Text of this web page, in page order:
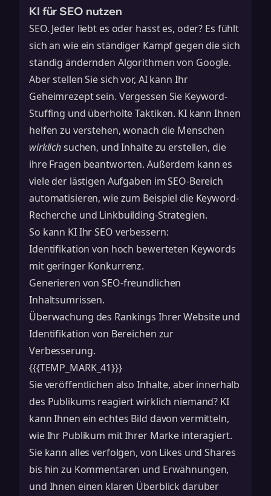
KI für SEO nutzen
SEO. Jeder liebt es oder hasst es, oder? Es fühlt
sich an wie ein ständiger Kampf gegen die sich
ständig ändernden Algorithmen von Google.
Aber stellen Sie sich vor, AI kann Ihr
Geheimrezept sein. Vergessen Sie Keyword-
Stuffing und überholte Taktiken. KI kann Ihnen
helfen zu verstehen, wonach die Menschen
wirklichsuchen, und Inhalte zu erstellen, die
ihre Fragen beantworten. Außerdem kann es
viele der lästigen Aufgaben im SEO-Bereich
automatisieren, wie zum Beispiel die Keyword-
Recherche und Linkbuilding-Strategien.
So kann KI Ihr SEO verbessern:
Identifikation von hoch bewerteten Keywords
mit geringer Konkurrenz.
Generieren von SEO-freundlichen
Inhaltsumrissen.
Überwachung des Rankings Ihrer Website und
Identifikation von Bereichen zur
Verbesserung.
{{{TEMP_MARK_41}}}
Sie veröffentlichen also Inhalte, aber innerhalb
des Publikums reagiert wirklich niemand? KI
kann Ihnen ein echtes Bild davon vermitteln,
wie Ihr Publikum mit Ihrer Marke interagiert.
Sie kann alles verfolgen, von Likes und Shares
bis hin zu Kommentaren und Erwähnungen,
und Ihnen einen klaren Überblick darüber